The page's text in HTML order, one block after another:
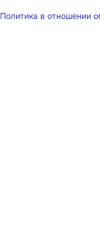
Политика в отношении